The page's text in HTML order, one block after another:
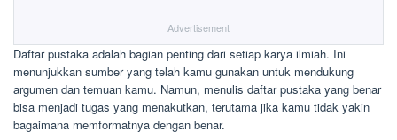
Advertisement
Daftar pustaka adalah bagian penting dari setiap karya ilmiah. Ini
menunjukkan sumber yang telah kamu gunakan untuk mendukung
argumen dan temuan kamu. Namun, menulis daftar pustaka yang benar
bisa menjadi tugas yang menakutkan, terutama jika kamu tidak yakin
bagaimana memformatnya dengan benar.